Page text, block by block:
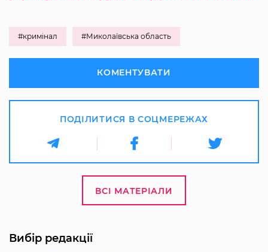
#кримінал #Миколаївська область
КОМЕНТУВАТИ
ПОДІЛИТИСЯ В СОЦМЕРЕЖАХ
ВСІ МАТЕРІАЛИ
Вибір редакції